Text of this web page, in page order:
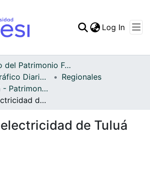
Statistics
Log In
Archivo del Patrimonio Fotográfico y Fílmico del Valle del Cauca
Fondo Fotográfico Diario Occidente
Regionales
FFDO - Tuluá - Patrimonial
Planta de electricidad de Tuluá
de Tuluá